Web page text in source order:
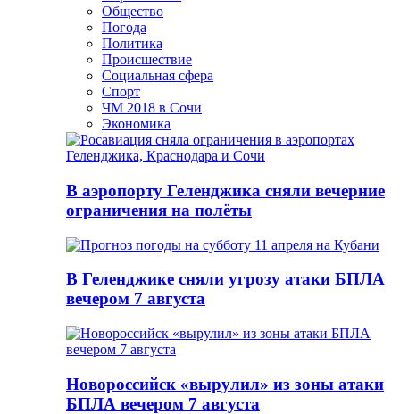
Общество
Погода
Политика
Происшествие
Социальная сфера
Спорт
ЧМ 2018 в Сочи
Экономика
В аэропорту Геленджика сняли вечерние
ограничения на полёты
В Геленджике сняли угрозу атаки БПЛА
вечером 7 августа
Новороссийск «вырулил» из зоны атаки
БПЛА вечером 7 августа